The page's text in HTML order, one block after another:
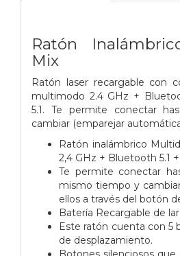
Ratón
Mix
Ratón laser recargable con
multimodo 2.4 GHz +
5.1. Te permite conectar
cambiar (emparejar
Ratón inalámbrico
2,4 GHz + Bluetooth 5.1
Te permite conectar
mismo tiempo y
ellos a través del botón
Batería Recargable de
Este ratón cuenta con 5
de desplazamiento.